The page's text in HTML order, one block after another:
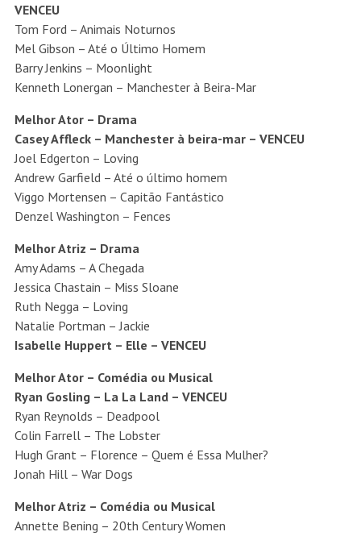
VENCEU
Tom Ford – Animais Noturnos
Mel Gibson – Até o Último Homem
Barry Jenkins – Moonlight
Kenneth Lonergan – Manchester à Beira-Mar
Melhor Ator – Drama
Casey Affleck – Manchester à beira-mar – VENCEU
Joel Edgerton – Loving
Andrew Garfield – Até o último homem
Viggo Mortensen – Capitão Fantástico
Denzel Washington – Fences
Melhor Atriz – Drama
Amy Adams – A Chegada
Jessica Chastain – Miss Sloane
Ruth Negga – Loving
Natalie Portman – Jackie
Isabelle Huppert – Elle – VENCEU
Melhor Ator – Comédia ou Musical
Ryan Gosling – La La Land – VENCEU
Ryan Reynolds – Deadpool
Colin Farrell – The Lobster
Hugh Grant – Florence – Quem é Essa Mulher?
Jonah Hill – War Dogs
Melhor Atriz – Comédia ou Musical
Annette Bening – 20th Century Women